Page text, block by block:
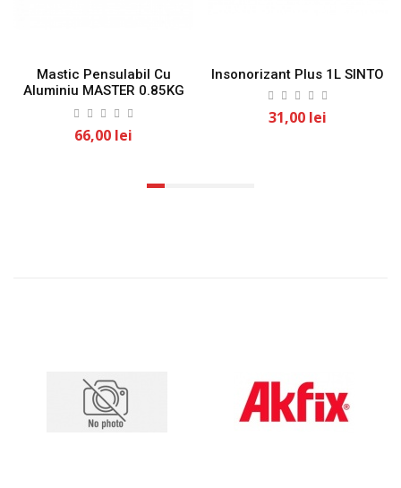
Mastic Pensulabil Cu
Aluminiu MASTER 0.85KG
SINTO
66,00 lei
Insonorizant Plus 1L SINTO
31,00 lei